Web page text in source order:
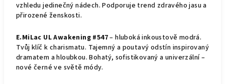
vzhledu jedinečný nádech. Podporuje trend zdravého jasu a
přirozené ženskosti.
E.MiLac UL Awakening #547– hluboká inkoustově modrá.
Tvůj klíč k charismatu. Tajemný a poutavý odstín inspirovaný
dramatem a hloubkou. Bohatý, sofistikovaný a univerzální –
nové černé ve světě módy.